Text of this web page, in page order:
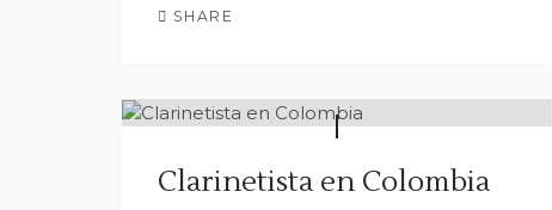
SHARE
Clarinetista en Colombia